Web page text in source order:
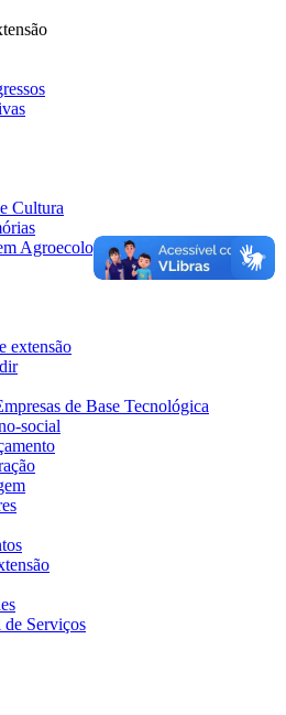
Cultura
Agroecologia e Educação Ambiental
extensão
de Base Tecnológica
social
de Serviços